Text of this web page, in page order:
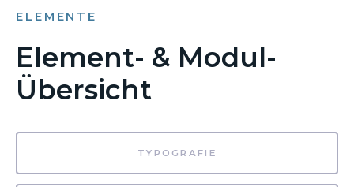
ELEMENTE
Element- & Modul-
Übersicht
TYPOGRAFIE